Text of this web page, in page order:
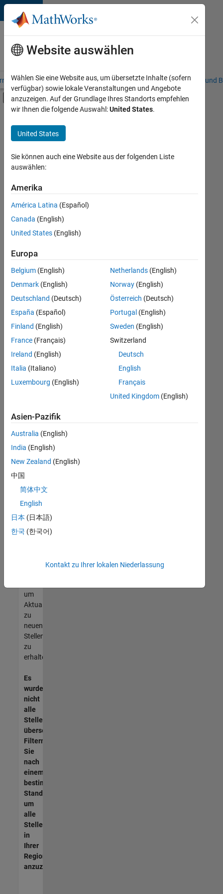
Weiter zum Inhalt
Karriere
bei
MathWorks
– Übersicht Stellensuche Niederlassungen Studierende und
Umschaltung für Off-Canvas-
Hauptinhalt
Praktika
Information Technology
Commercial Sales
Customer Support
Education Sales
Sales Operations
Marketing Communications
Marketing Services
+8
Derzeit
es
keine
offenen
Stellen,
Ihren
Suchkriterien
entsprechen.
können
die
Suchkriterien
weiter
fassen
oder
alle
Stellenangebote
anzeigen .
noch
keine
offenen
Stellen
können,
die
Ihren
entsprechen,
werden
unseres
um
Aktualisierungen
zu
neuen
Stellenangeboten
zu
erhalten.
Es
wurden
nicht
alle
Stellen
übersetzt.
Filtern
Sie
nach
einem
bestimmten
Standort,
um
alle
Stellenangebote
in
Ihrer
Region
anzuzeigen.
Website auswählen
Wählen Sie eine Website aus, um übersetzte Inhalte (sofern
verfügbar) sowie lokale Veranstaltungen und Angebote
anzuzeigen. Auf der Grundlage Ihres Standorts empfehlen
wir Ihnen die folgende Auswahl:United States.
United States
Sie können auch eine Website aus der folgenden Liste
auswählen:
Amerika
América Latina (Español)
Canada (English)
United States (English)
Europa
Belgium (English)
Denmark (English)
Deutschland (Deutsch)
España (Español)
Finland (English)
France (Français)
Ireland (English)
Italia (Italiano)
Luxembourg (English)
Netherlands(English)
Norway(English)
Österreich (Deutsch)
Portugal (English)
Sweden (English)
Switzerland
Deutsch
English
Français
United Kingdom(English)
Asien-Pazifik
Australia (English)
India (English)
New Zealand (English)
中国
简体中文
English
日本 (日本語)
한국 (한국어)
Kontakt zu Ihrer lokalen Niederlassung